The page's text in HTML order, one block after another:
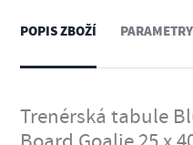
POPIS ZBOŽÍ
Trenérská tabule
PARAMETRY